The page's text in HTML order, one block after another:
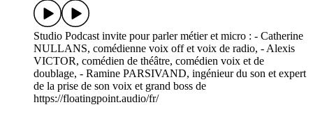
Studio Podcast invite pour parler métier et micro : - Catherine
NULLANS, comédienne voix off et voix de radio, - Alexis
VICTOR, comédien de théâtre, comédien voix et de
doublage, - Ramine PARSIVAND, ingénieur du son et expert
de la prise de son voix et grand boss de
https://floatingpoint.audio/fr/